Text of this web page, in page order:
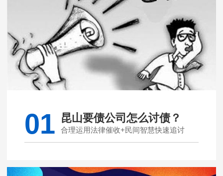
01 昆山要债公司怎么讨债？
合理运用法律催收+民间智慧快速追讨